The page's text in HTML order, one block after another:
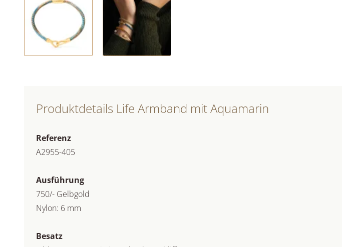
Produktdetails Life Armband mit Aquamarin
Referenz
A2955-405
Ausführung
750/- Gelbgold
Nylon: 6 mm
Besatz